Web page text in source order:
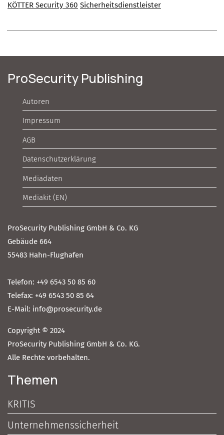
KÖTTER Security 360 Sicherheitsdienstleister
ProSecurity Publishing
Autoren
Impressum
AGB
Datenschutzerklärung
Mediadaten
Mediakit (EN)
ProSecurity Publishing GmbH & Co. KG
Gebäude 664
55483 Hahn-Flughafen
Telefon: +49 6543 50 85 60
Telefax: +49 6543 50 85 64
E-Mail: info@prosecurity.de
Copyright © 2024
ProSecurity Publishing GmbH & Co. KG.
Alle Rechte vorbehalten.
Themen
KRITIS
Unternehmenssicherheit